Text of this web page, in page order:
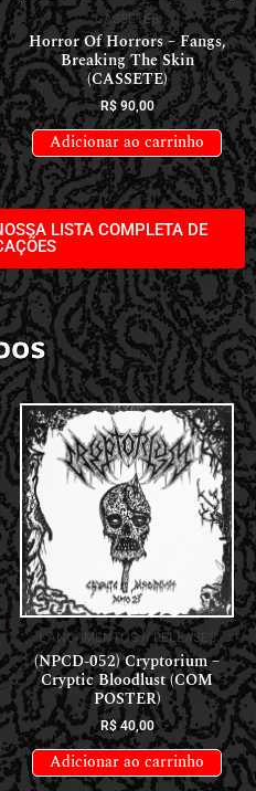
CASSETES
Horror Of Horrors ‎– Fangs,
Breaking The Skin
(CASSETE)
R$90,00
Adicionar ao carrinho
LISTA COMPLETA DE
LANÇAMENTOS // RELEASES
(NPCD-052) Cryptorium –
Cryptic Bloodlust (COM
POSTER)
R$40,00
Adicionar ao carrinho